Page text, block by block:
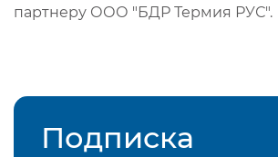
партнеру ООО "БДР Термия РУС".
Подписка